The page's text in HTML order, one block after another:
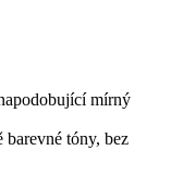
mírný
tóny, bez